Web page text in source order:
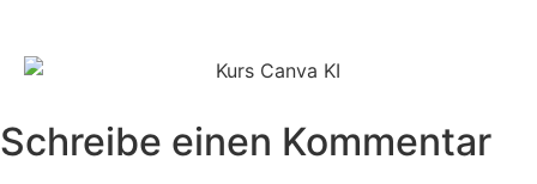
Schreibe einen Kommentar